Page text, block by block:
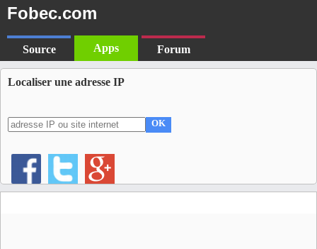
Fobec.com
Source Apps Forum
Localiser une adresse IP
OK